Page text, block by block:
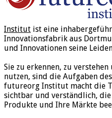
Institut ist eine
Innovationsfabrik aus
und Innovationen seine
Sie zu erkennen, zu
nutzen, sind die Aufgaben
futureorg Institut macht die
sichtbar und verständlich,
Produkte und Ihre Märkte